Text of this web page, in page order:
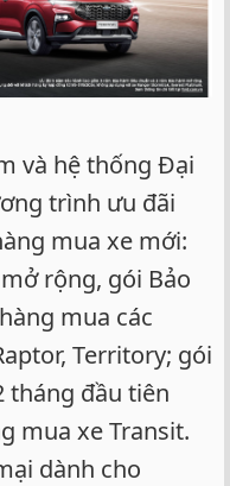
và hệ thống Đại
trình ưu đãi
mua xe mới:
rộng, gói Bảo
mua các
Territory; gói
tháng đầu tiên
mua xe Transit.
dành cho